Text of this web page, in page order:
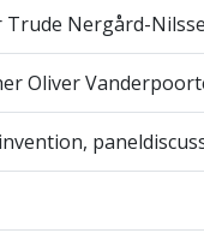
Nergård-
Oliver